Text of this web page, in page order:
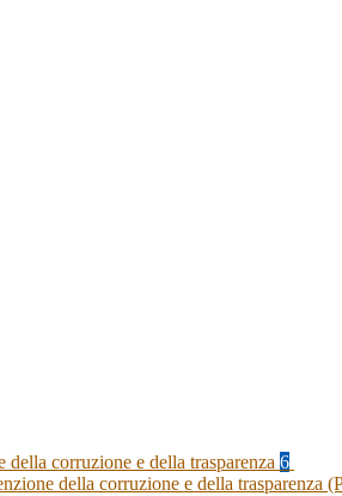
corruzione e della trasparenza 6
della corruzione e della trasparenza